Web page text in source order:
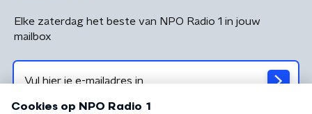
Elke zaterdag het beste van NPO Radio 1 in jouw
mailbox